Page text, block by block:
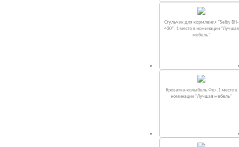
Стульчик для кормления "Selby BH-
430". 1 место в номинации "Лучшая
мебель"
Кроватка-колыбель Фея.1 место в
номинации "Лучшая мебель"